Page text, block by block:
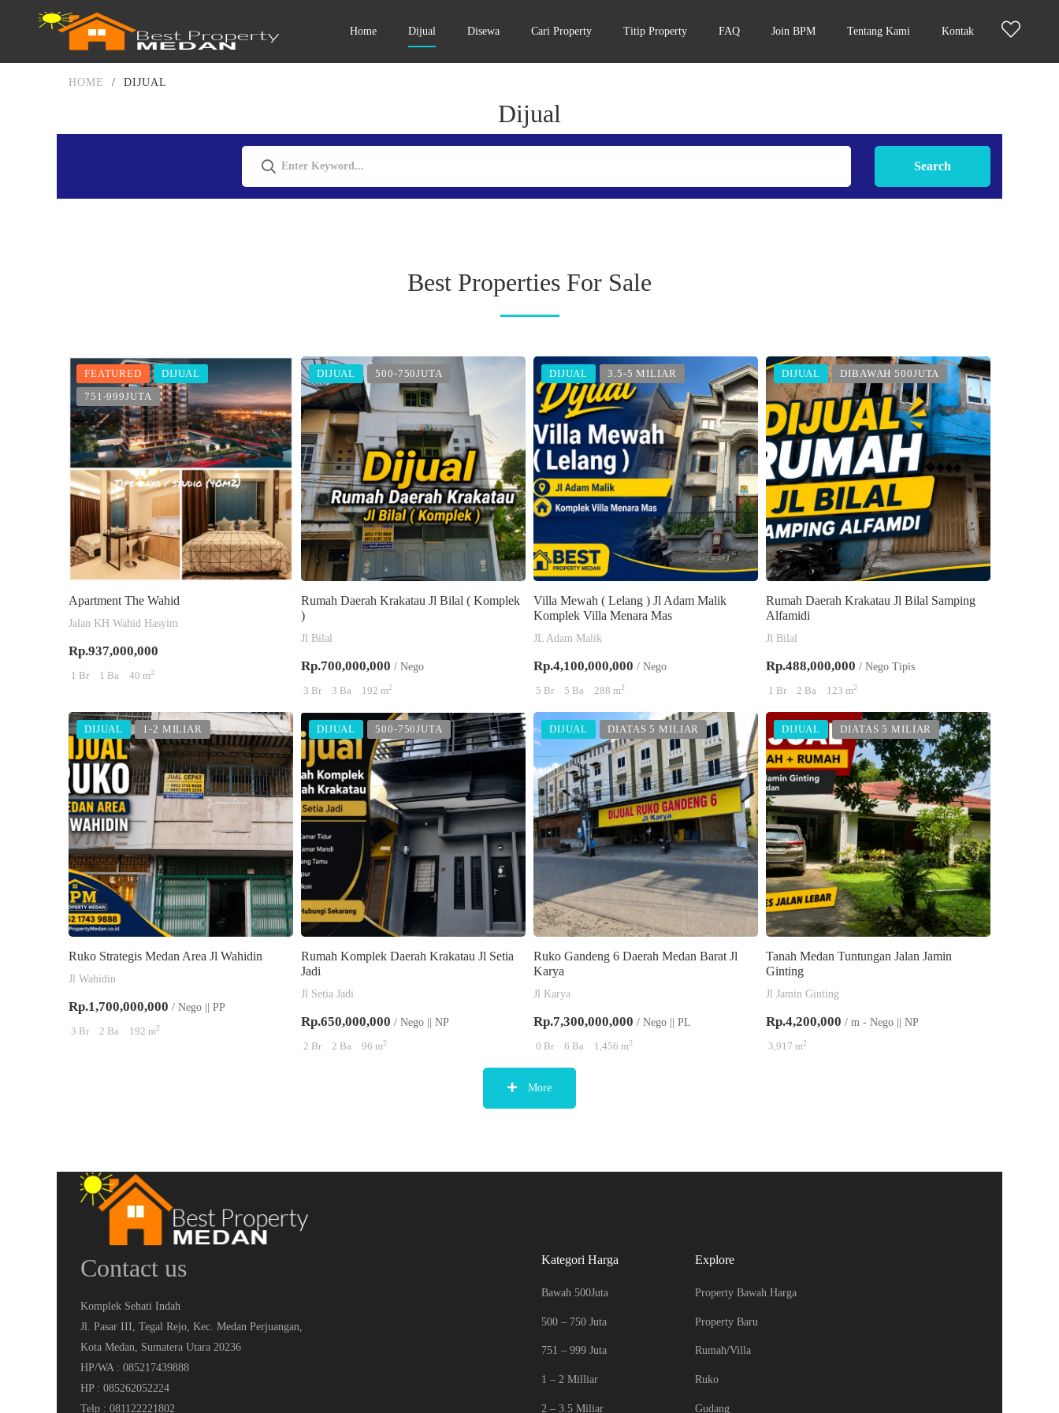
Home Dijual Disewa Cari Property Titip Property FAQ Join BPM Tentang Kami Kontak
HOME / DIJUAL
Dijual
Search
Best Properties For Sale
FEATURED
DIJUAL
751-999JUTA
Apartment The Wahid
Jalan KH Wahid Hasyim
Rp.937,000,000
1 Br 1 Ba 40 m2
DIJUAL 500-750JUTA
Rumah Daerah Krakatau Jl Bilal ( Komplek
)
Jl Bilal
Rp.700,000,000 / Nego
3 Br
3 Ba 192 m2
DIJUAL 3.5-5 MILIAR
Villa Mewah ( Lelang ) Jl Adam Malik
Komplek Villa Menara Mas
JL Adam Malik
Rp.4,100,000,000 / Nego
5 Br
5 Ba 288 m2
DIJUAL DIBAWAH 500JUTA
Rumah Daerah Krakatau Jl Bilal Samping
Alfamidi
Jl Bilal
Rp.488,000,000 / Nego Tipis
1 Br
2 Ba 123 m2
DIJUAL 1-2 MILIAR
Ruko Strategis Medan Area Jl Wahidin
Jl Wahidin
Rp.1,700,000,000 / Nego || PP
3 Br
2 Ba 192 m2
DIJUAL 500-750JUTA
Rumah Komplek Daerah Krakatau Jl Setia
Jadi
Jl Setia Jadi
Rp.650,000,000 / Nego || NP
2 Br
2 Ba 96 m2
DIJUAL DIATAS 5 MILIAR
Ruko Gandeng 6 Daerah Medan Barat Jl
Karya
Jl Karya
Rp.7,300,000,000 / Nego || PL
0 Br
6 Ba 1,456 m2
DIJUAL DIATAS 5 MILIAR
Tanah Medan Tuntungan Jalan Jamin
Ginting
Jl Jamin Ginting
Rp.4,200,000 / m - Nego || NP
3,917 m2
More
Contact us
Komplek Sehati Indah
Jl. Pasar III, Tegal Rejo, Kec. Medan Perjuangan,
Kota Medan, Sumatera Utara 20236
HP/WA : 085217439888
HP : 085262052224
Telp : 081122221802
Kategori Harga
Bawah 500Juta
500 – 750 Juta
751 – 999 Juta
1 – 2 Milliar
2 – 3.5 Miliar
Explore
Property Bawah Harga
Property Baru
Rumah/Villa
Ruko
Gudang